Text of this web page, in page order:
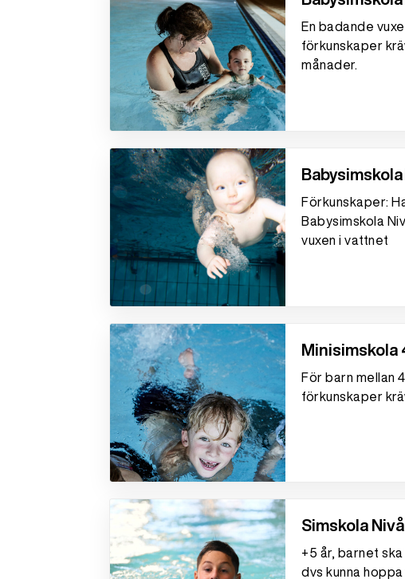
En badande
förkunskaper
månader.
Förkunskaper:
Babysimskola
vuxen i vattnet
Minisimskola
För barn mellan
förkunskaper
Simskola
+5 år, barnet ska
dvs kunna